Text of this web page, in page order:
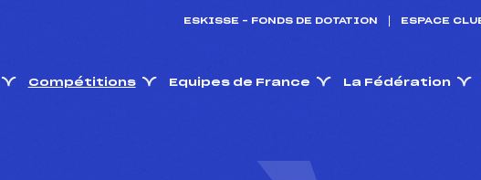
ESKISSE – FONDS DE DOTATION ESPACE
Compétitions Equipes de France La Fédération